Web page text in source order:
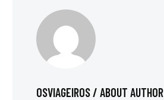
OSVIAGEIROS/ ABOUT AUTHOR